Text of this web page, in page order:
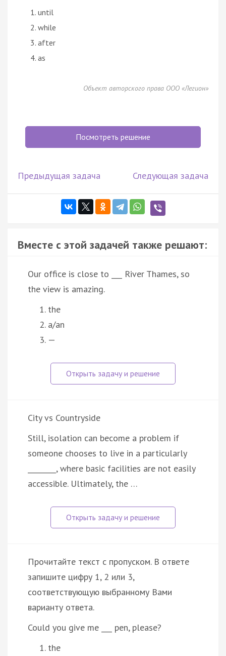
until
while
after
as
Объект авторского права ООО «Легион»
Посмотреть решение
Предыдущая задача Следующая задача
Вместе с этой задачей также решают:
Our office is close to ___ River Thames, so
the view is amazing.
the
a/an
—
City vs Countryside
Still, isolation can become a problem if
someone chooses to live in a particularly
________, where basic facilities are not easily
accessible. Ultimately, the …
Прочитайте текст с пропуском. В ответе
запишите цифру 1, 2 или 3,
соответствующую выбранному Вами
варианту ответа.
Could you give me ___ pen, please?
the